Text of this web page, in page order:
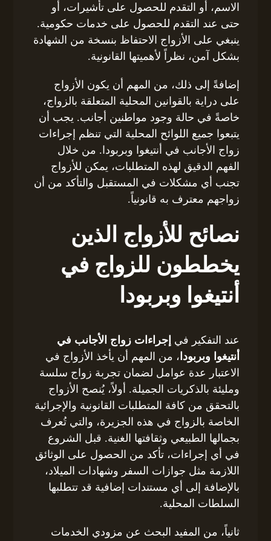
الاسم، أو التقدم للحصول على تأشيرات، أو
حتى عند التقدم للحصول على خدمات حكومية.
ينبغي على الأزواج الاحتفاظ بنسخة من الشهادة
بشكل آمن، نظراً لأهميتها القانونية.
إضافةً إلى ذلك، من المهم أن يكون الأزواج
على دراية بالقوانين المحلية المتعلقة بالزواج،
خاصةً في حالة وجود مواطنين أجانب. يجب أن
يتبعوا جميع اللوائح المحلية التي تنظم إجراءات
زواج الأجانب في أنتيغوا وبربودا. من خلال
الفهم الدقيق لهذه المتطلبات، يمكن للأزواج
تجنب أي مشكلات في المستقبل والتأكد من أن
زواجهم معترف به قانونياً.
نصائح للأزواج الذين
يخططون للزواج في
أنتيغوا وبربودا
عند التفكير في إجراءات زواج الأجانب في
أنتيغوا وبربودا ، من المهم أن يأخذ الأزواج في
الاعتبار عدة عوامل لضمان تجربة زواج سلسة
ومليئة بالذكريات الجميلة. أولاً، يُنصح الأزواج
بالتحقق من كافة المتطلبات القانونية والإجرائية
الخاصة بالزواج في هذه الجزيرة، والتي تُعرف
بجمالها الطبيعي وثقافتها الغنية. قبل الشروع
في أي إجراءات، تأكد من الحصول على الوثائق
اللازمة مثل جوازات السفر وشهادات الميلاد،
بالإضافة إلى أي مستندات إضافية قد تتطلبها
السلطات المحلية.
ثانياً، من المفيد البحث عن مزودي الخدمات